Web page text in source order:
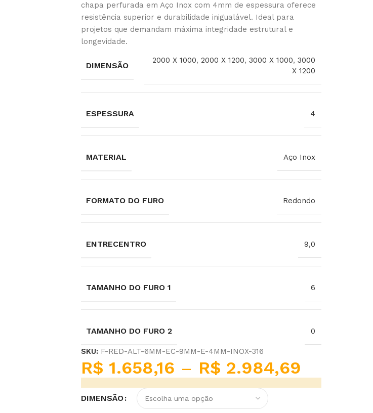
chapa perfurada em Aço Inox com 4mm de espessura oferece
resistência superior e durabilidade inigualável. Ideal para
projetos que demandam máxima integridade estrutural e
longevidade.
DIMENSÃO
2000 X 1000, 2000 X 1200, 3000 X 1000, 3000
X 1200
ESPESSURA 4
MATERIAL Aço Inox
FORMATO DO FURO Redondo
ENTRECENTRO 9,0
TAMANHO DO FURO 1 6
TAMANHO DO FURO 2 0
SKU: F-RED-ALT-6MM-EC-9MM-E-4MM-INOX-316
R$ 1.658,16 – R$ 2.984,69
DIMENSÃO